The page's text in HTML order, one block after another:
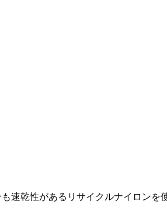
速乾性があるリサイクルナイロンを